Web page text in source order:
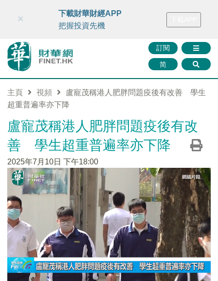
財華智庫網 FINTV FINMETA 財華證券 媒體矩陣
訂閱
简
×
下載財華財經APP
把握投資先機
主頁 視頻
盧寵茂稱港人肥胖問題疫後有改善 學生
超重普遍率亦下降
盧寵茂稱港人肥胖問題疫後有改
善 學生超重普遍率亦下降
2025年7月10日 下午18:00